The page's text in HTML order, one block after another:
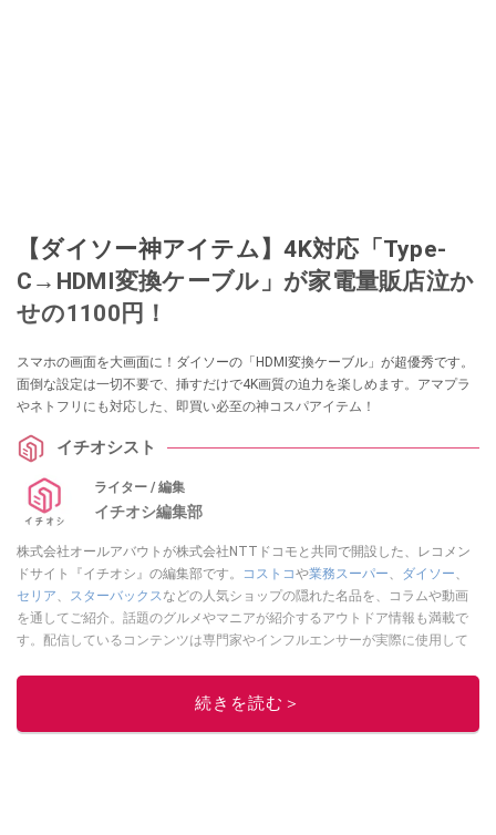
【ダイソー神アイテム】4K対応「Type-
C→HDMI変換ケーブル」が家電量販店泣か
せの1100円！
スマホの画面を大画面に！ダイソーの「HDMI変換ケーブル」が超優秀です。
面倒な設定は一切不要で、挿すだけで4K画質の迫力を楽しめます。アマプラ
やネトフリにも対応した、即買い必至の神コスパアイテム！
イチオシスト
ライター / 編集
イチオシ編集部
株式会社オールアバウトが株式会社NTTドコモと共同で開設した、レコメン
ドサイト『イチオシ』の編集部です。
コストコや業務スーパー、 ダイソー、
セリア、 スターバックスなどの人気ショップの隠れた名品を、コラムや動画
を通してご紹介。話題のグルメやマニアが紹介するアウトドア情報も満載で
す。配信しているコンテンツは専門家やインフルエンサーが実際に使用して
ニュースでフォロー
続きを読む＞